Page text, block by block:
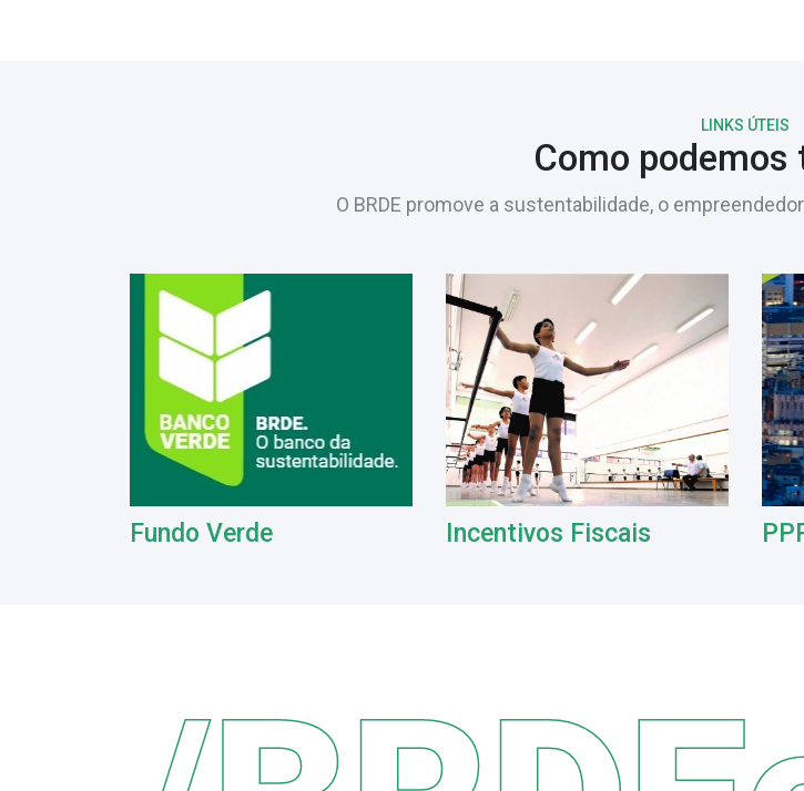
LINKS ÚTEIS
Como podemos
O BRDE promove a sustentabilidade, o
Fundo Verde Incentivos Fiscais